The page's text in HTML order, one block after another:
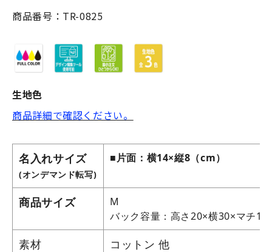
商品番号：TR-0825
生地色
商品詳細で確認ください。
名入れサイズ
(オンデマンド転写)
■片面：横14×縦8（cm）
商品サイズ
M
バック容量：高さ20×横30×マチ10
素材
コットン 他